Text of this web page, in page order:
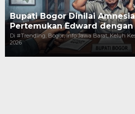
Bukti
Juli 3,
Kejanggalan
Gaji Puluhan Juta,
Di #Trending, Bogor, Hukum,
Politik
| Juni 10, 2026